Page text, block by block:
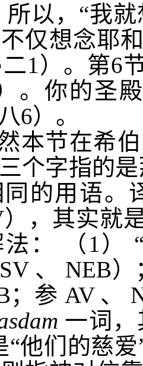
所以，“我
仅想念耶
1 ）。第6
。你的圣
6）。
本节在希伯
个字指的
的用语。
），其实就
：
（ 1 ）
、 NEB）
；参 AV 、
一词
“他们的慈